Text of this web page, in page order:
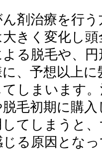
剤治療を行
きく変化し
る脱毛や、
に、予想以上
しまいます
毛初期に購
てしまうと
じる原因とな